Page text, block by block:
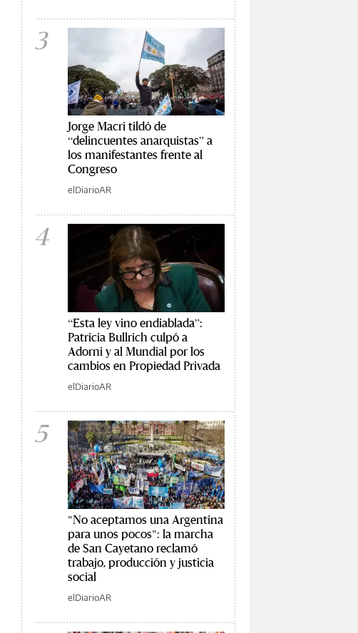
3
Jorge Macri tildó de
“delincuentes anarquistas” a
los manifestantes frente al
Congreso
elDiarioAR
4
“Esta ley vino endiablada”:
Patricia Bullrich culpó a
Adorni y al Mundial por los
cambios en Propiedad Privada
elDiarioAR
5
"No aceptamos una Argentina
para unos pocos": la marcha
de San Cayetano reclamó
trabajo, producción y justicia
social
elDiarioAR